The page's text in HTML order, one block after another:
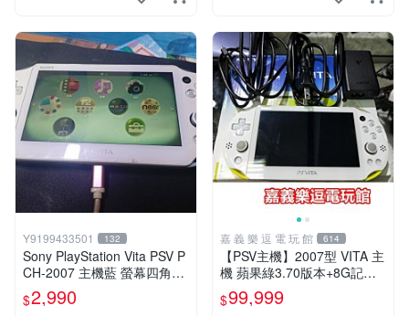
Y9199433501 132
Sony PlayStation Vita PSV P
CH-2007 主機藍 螢幕四角略
暗 可安裝遊戲 系統3.74書
$2,990
嘉 義 樂 逗 電 玩 館 614
【PSV主機】2007型 VITA 主
機 蘋果綠3.70版本+8G記憶
卡+螢幕保護貼【9成新】✪中
古二手✪嘉義樂逗電玩館
$99,999